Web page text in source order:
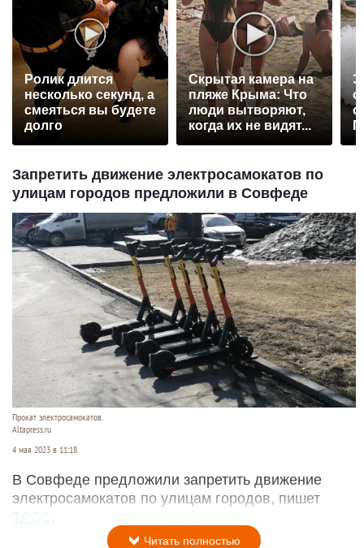
Ролик длится
несколько секунд, а
смеяться вы будете
долго
Скрытая камера на
пляже Крыма: Что
люди вытворяют,
когда их не видят...
Запретить движение электросамокатов по
улицам городов предложили в Совфеде
Прокат электросамокатов.
Altapress.ru
4 мая 2023 в 11:18
В Совфеде предложили запретить движение
электросамокатов по улицам городов, пишет
ТАСС
Читать полностью